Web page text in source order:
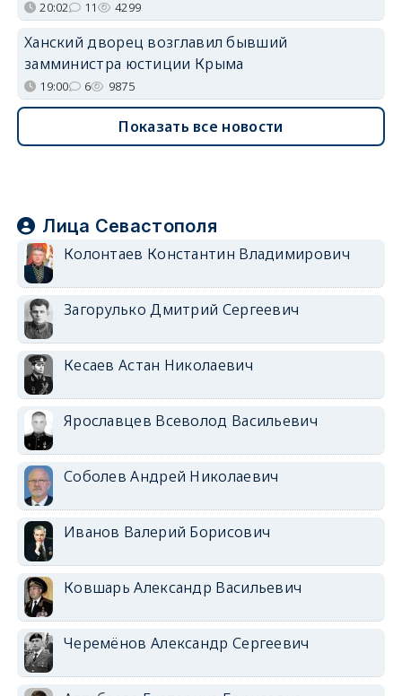
20:02 11 4299
Ханский дворец возглавил бывший
замминистра юстиции Крыма
19:00 6 9875
Показать все новости
Лица Севастополя
Колонтаев Константин Владимирович
Загорулько Дмитрий Сергеевич
Кесаев Астан Николаевич
Ярославцев Всеволод Васильевич
Соболев Андрей Николаевич
Иванов Валерий Борисович
Ковшарь Александр Васильевич
Черемёнов Александр Сергеевич